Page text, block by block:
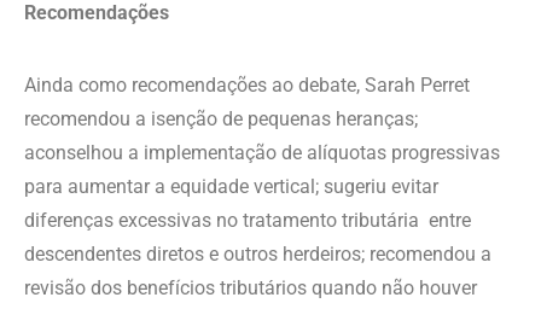
Recomendações
Ainda como recomendações ao debate, Sarah Perret
recomendou a isenção de pequenas heranças;
aconselhou a implementação de alíquotas progressivas
para aumentar a equidade vertical; sugeriu evitar
diferenças excessivas no tratamento tributária entre
descendentes diretos e outros herdeiros; recomendou a
revisão dos benefícios tributários quando não houver